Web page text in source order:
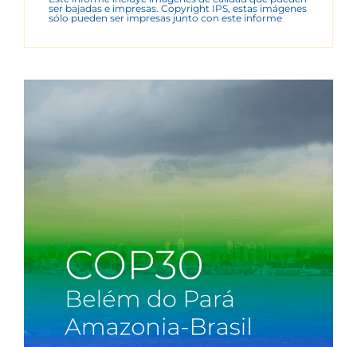
ser bajadas e impresas. Copyright IPS, estas imágenes
sólo pueden ser impresas junto con este informe